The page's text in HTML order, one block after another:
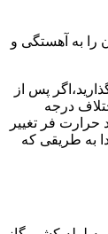
آن را به آهستگی و
دما سنج جیوه ای در فر گذاشته و درجه فر را روی ۱۸۰ درجه سانتیگراد بگذارید،اگر پس از
اختلاف درجه
بچرخانید.هر یک چهارم دور که پیچ تنظیم را بچرخانید در حدود ۱۵ درجه سانتی گراد حرارت فر تغییر
از این تنظیم مجددا به طریقی که